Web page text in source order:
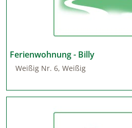
Ferienwohnung - Billy
Weißig Nr. 6, Weißig